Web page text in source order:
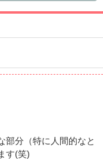
部分（特に人間的なと
す(笑)